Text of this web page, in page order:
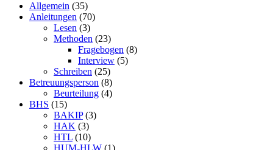
Allgemein (35)
Anleitungen (70)
Lesen (3)
Methoden (23)
Fragebogen (8)
Interview (5)
Schreiben (25)
Betreuungsperson (8)
Beurteilung (4)
BHS (15)
BAKIP(3)
HAK (3)
HTL (10)
HUM-HLW (1)